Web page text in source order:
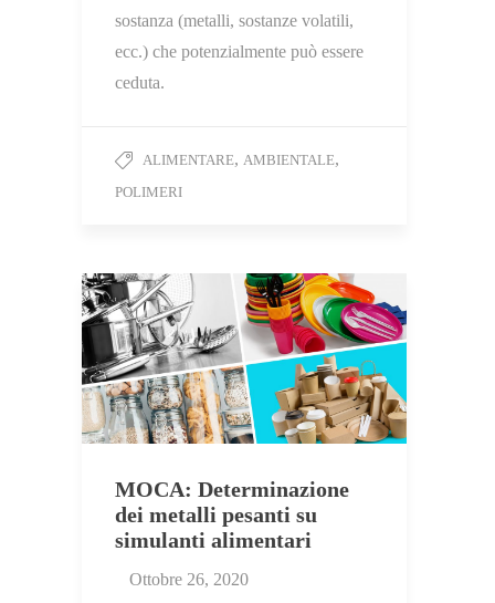
sostanza (metalli, sostanze volatili,
ecc.) che potenzialmente può essere
ceduta.
ALIMENTARE, AMBIENTALE,
POLIMERI
MOCA: Determinazione
dei metalli pesanti su
simulanti alimentari
Ottobre 26, 2020